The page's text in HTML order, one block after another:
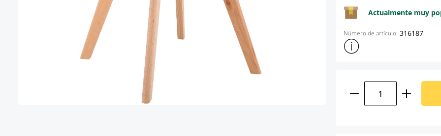
Actualmente muy
Número de artículo: 316187
Mostrar más información
Cantidad del